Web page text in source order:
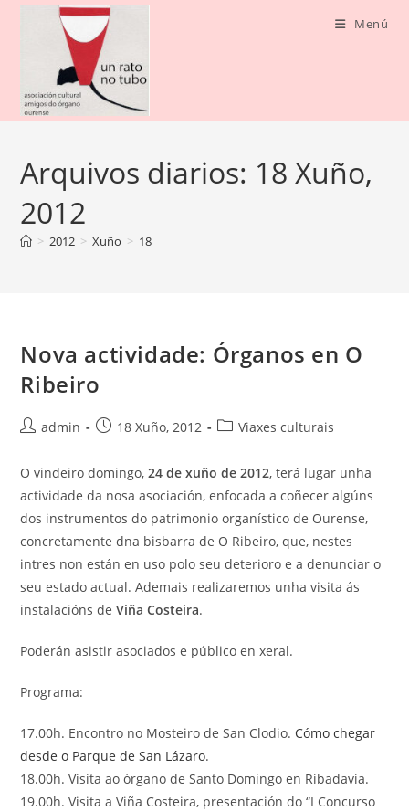
Saltar
Menú
Arquivos diarios: 18 Xuño,
2012
> 2012 > Xuño > 18
Nova actividade: Órganos en O
Ribeiro
Autor
entrada:
admin
Publicación
entrada:
18 Xuño, 2012
Categoría
entrada:
Viaxes culturais
O vindeiro domingo,24 de xuño de 2012, terá lugar unha
actividade da nosa asociación, enfocada a coñecer algúns
dos instrumentos do patrimonio organístico de Ourense,
concretamente dna bisbarra de O Ribeiro, que, nestes
intres non están en uso polo seu deterioro e a denunciar o
seu estado actual. Ademais realizaremos unha visita ás
instalacións deViña Costeira.
Poderán asistir asociados e público en xeral.
Programa:
17.00h. Encontro no Mosteiro de San Clodio. Cómo chegar
desde o Parque de San Lázaro.
18.00h. Visita ao órgano de Santo Domingo en Ribadavia.
19.00h. Visita a Viña Costeira, presentación do “I Concurso